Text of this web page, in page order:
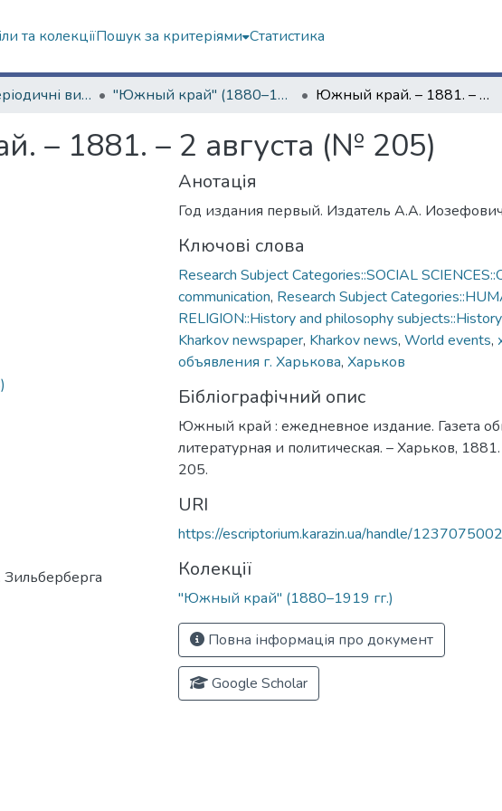
та колекціїПошук за критеріями Статистика
Харківські періодичні видання "Южный край" (1880–1919 гг.) Южный край. – 1881. – 2 августа (№ 205)
– 1881. – 2 августа (№ 205)
Анотація
Год издания первый. Издатель А.А.
Ключові слова
Research Subject Categories::SOCIAL
communication, Research Subject
RELIGION::History and philosophy
Kharkov newspaper, Kharkov news, World events,
объявления г. Харькова, Харьков
Бібліографічний опис
Южный край : ежедневное издание. Газета
литературная и политическая. – Харьков,
205.
URI
https://escriptorium.karazin.ua/handle/
Колекції
"Южный край" (1880–1919 гг.)
Повна інформація про документ
Google Scholar